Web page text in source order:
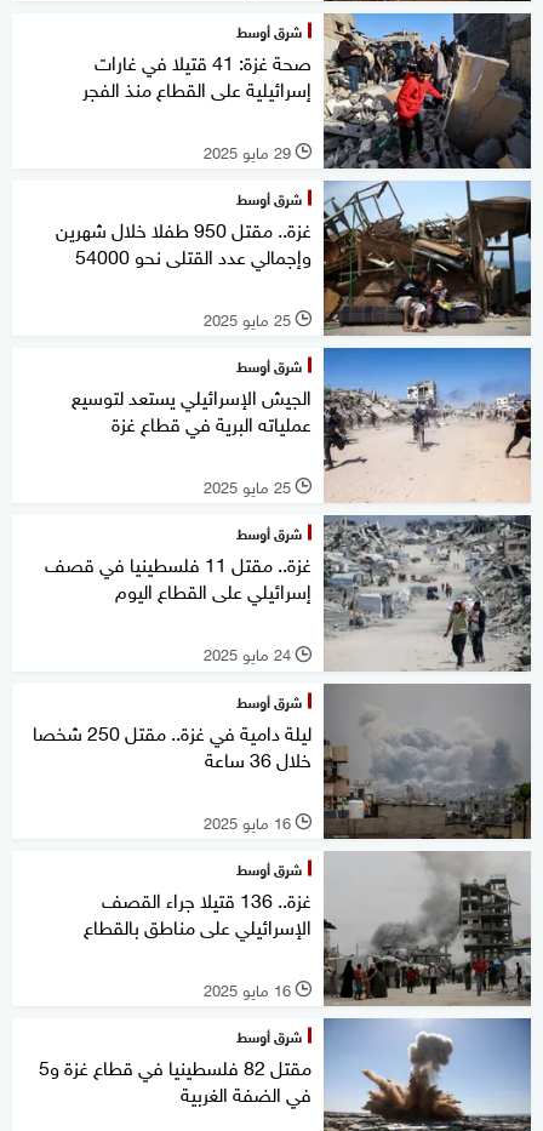
شرق أوسط
صحة غزة: 41 قتيلا في غارات
إسرائيلية على القطاع منذ الفجر
l 29 مايو 2025
شرق أوسط
غزة.. مقتل 950 طفلا خلال شهرين
وإجمالي عدد القتلى نحو 54000
l 25 مايو 2025
شرق أوسط
الجيش الإسرائيلي يستعد لتوسيع
عملياته البرية في قطاع غزة
l 25 مايو 2025
شرق أوسط
غزة.. مقتل 11 فلسطينيا في قصف
إسرائيلي على القطاع اليوم
l 24 مايو 2025
شرق أوسط
ليلة دامية في غزة.. مقتل 250 شخصا
خلال 36 ساعة
l 16 مايو 2025
شرق أوسط
غزة.. 136 قتيلا جراء القصف
الإسرائيلي على مناطق بالقطاع
l 16 مايو 2025
شرق أوسط
مقتل 82 فلسطينيا في قطاع غزة و5
في الضفة الغربية